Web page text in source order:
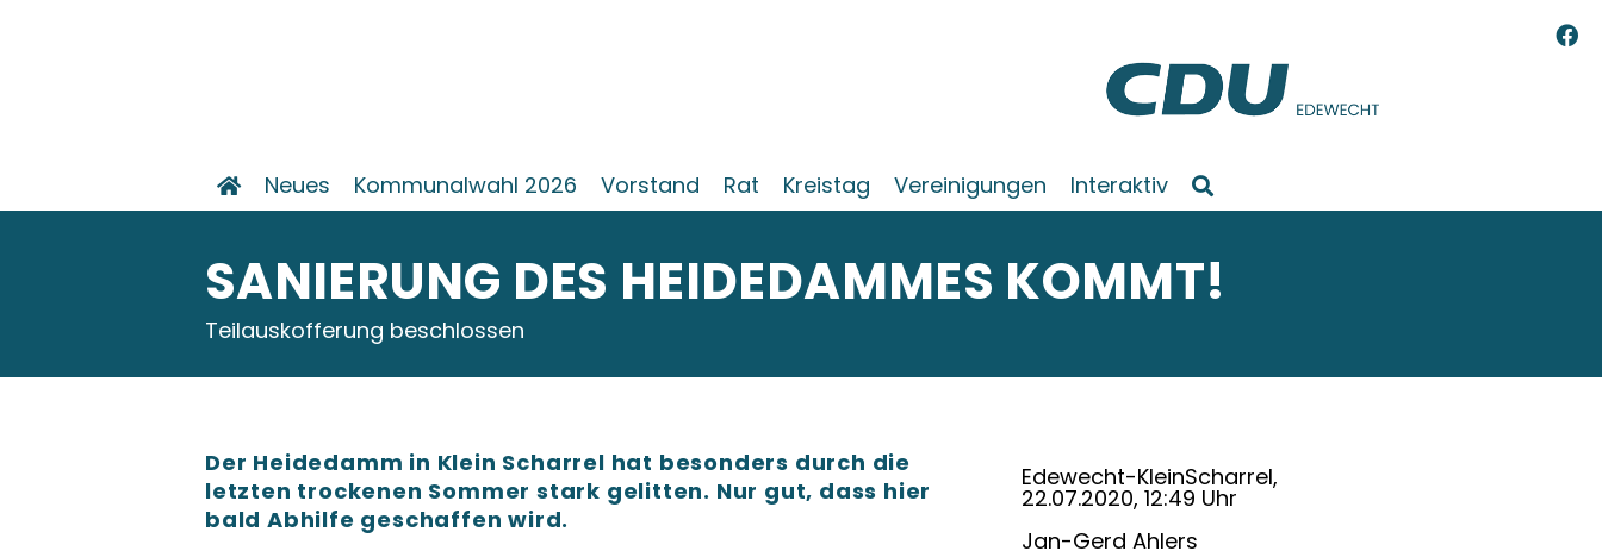
Neues Kommunalwahl 2026 Vorstand Rat Kreistag Vereinigungen Interaktiv
SANIERUNG DES HEIDEDAMMES KOMMT!
Teilauskofferung beschlossen
Der Heidedamm in Klein Scharrel hat besonders durch die
letzten trockenen Sommer stark gelitten. Nur gut, dass hier
bald Abhilfe geschaffen wird.
Edewecht-KleinScharrel,
22.07.2020, 12:49 Uhr
Jan-Gerd Ahlers